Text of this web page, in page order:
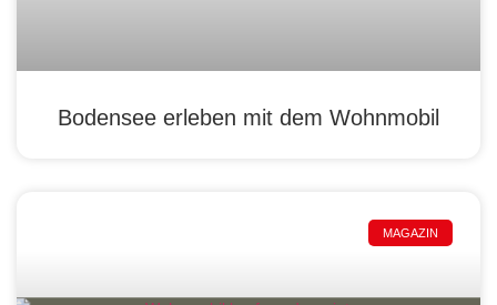
Bodensee erleben mit dem Wohnmobil
MAGAZIN